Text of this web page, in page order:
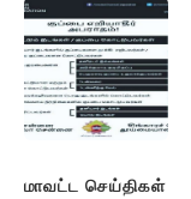
மாவட்ட செய்திகள்